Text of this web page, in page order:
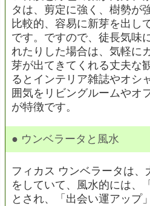
タは、剪定に強く、樹勢が
比較的、容易に新芽を出し
です。ですので、徒長気味
れたりした場合は、気軽に
芽が出てきてくれる丈夫な
るとインテリア雑誌やオシ
囲気をリビングルームやオ
が特徴です。
● ウンベラータと風水
フィカス ウンベラータは
をしていて、風水的には、
とされ、「出会い運アップ